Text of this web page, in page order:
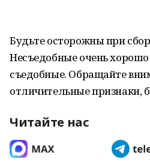
Будьте осторожны при
Несъедобные очень
съедобные. Обращайте
отличительные признаки,
Читайте нас